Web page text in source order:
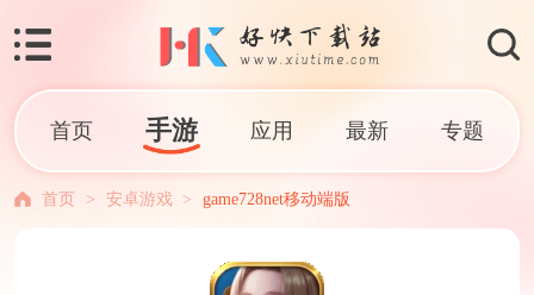
首页 手游 应用 最新 专题
首页 > 安卓游戏 > game728net移动端版